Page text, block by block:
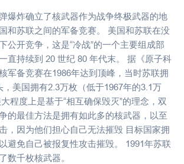
爆炸确立了核武器作为战争终极武器的地
和苏联之间的军备竞赛。 美国和苏联在没
公开竞争，这是“冷战”的一个主要组成部
直持续到 20 世纪 80 年代末。 据《原子科
军备竞赛在1986年达到顶峰，当时苏联拥
美国拥有2.3万枚（低于1967年的3.1万
程度上是基于“相互确保毁灭”的理念，双
的最佳方法是拥有如此多的核武器，以至
，因为他们担心自己无法摧毁 目标国家拥
避免自己被报复性攻击摧毁。 1991年苏联
数千枚核武器。